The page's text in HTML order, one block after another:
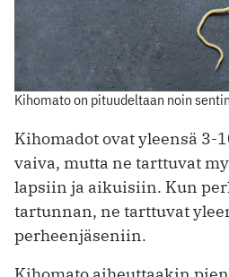
Kihomato on pituudeltaan noin
Kihomadot ovat yleensä 3-
vaiva, mutta ne tarttuvat
lapsiin ja aikuisiin. Kun
tartunnan, ne tarttuvat
perheenjäseniin.